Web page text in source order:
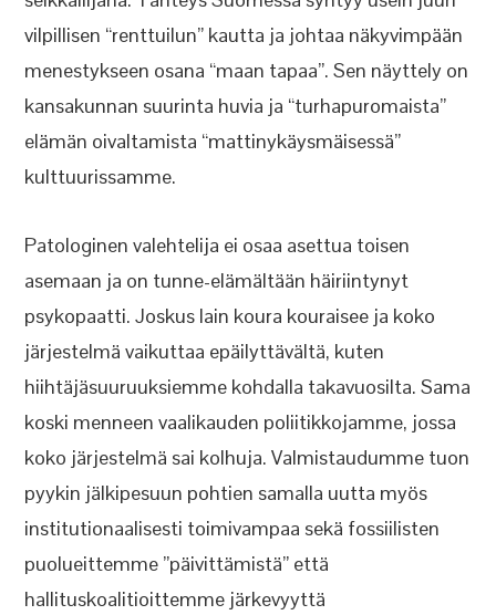
vilpillisen “renttuilun” kautta ja johtaa näkyvimpään
menestykseen osana “maan tapaa”. Sen näyttely on
kansakunnan suurinta huvia ja “turhapuromaista”
elämän oivaltamista “mattinykäysmäisessä”
kulttuurissamme.
Patologinen valehtelija ei osaa asettua toisen
asemaan ja on tunne-elämältään häiriintynyt
psykopaatti. Joskus lain koura kouraisee ja koko
järjestelmä vaikuttaa epäilyttävältä, kuten
hiihtäjäsuuruuksiemme kohdalla takavuosilta. Sama
koski menneen vaalikauden poliitikkojamme, jossa
koko järjestelmä sai kolhuja. Valmistaudumme tuon
pyykin jälkipesuun pohtien samalla uutta myös
institutionaalisesti toimivampaa sekä fossiilisten
puolueittemme ”päivittämistä” että
hallituskoalitioittemme järkevyyttä